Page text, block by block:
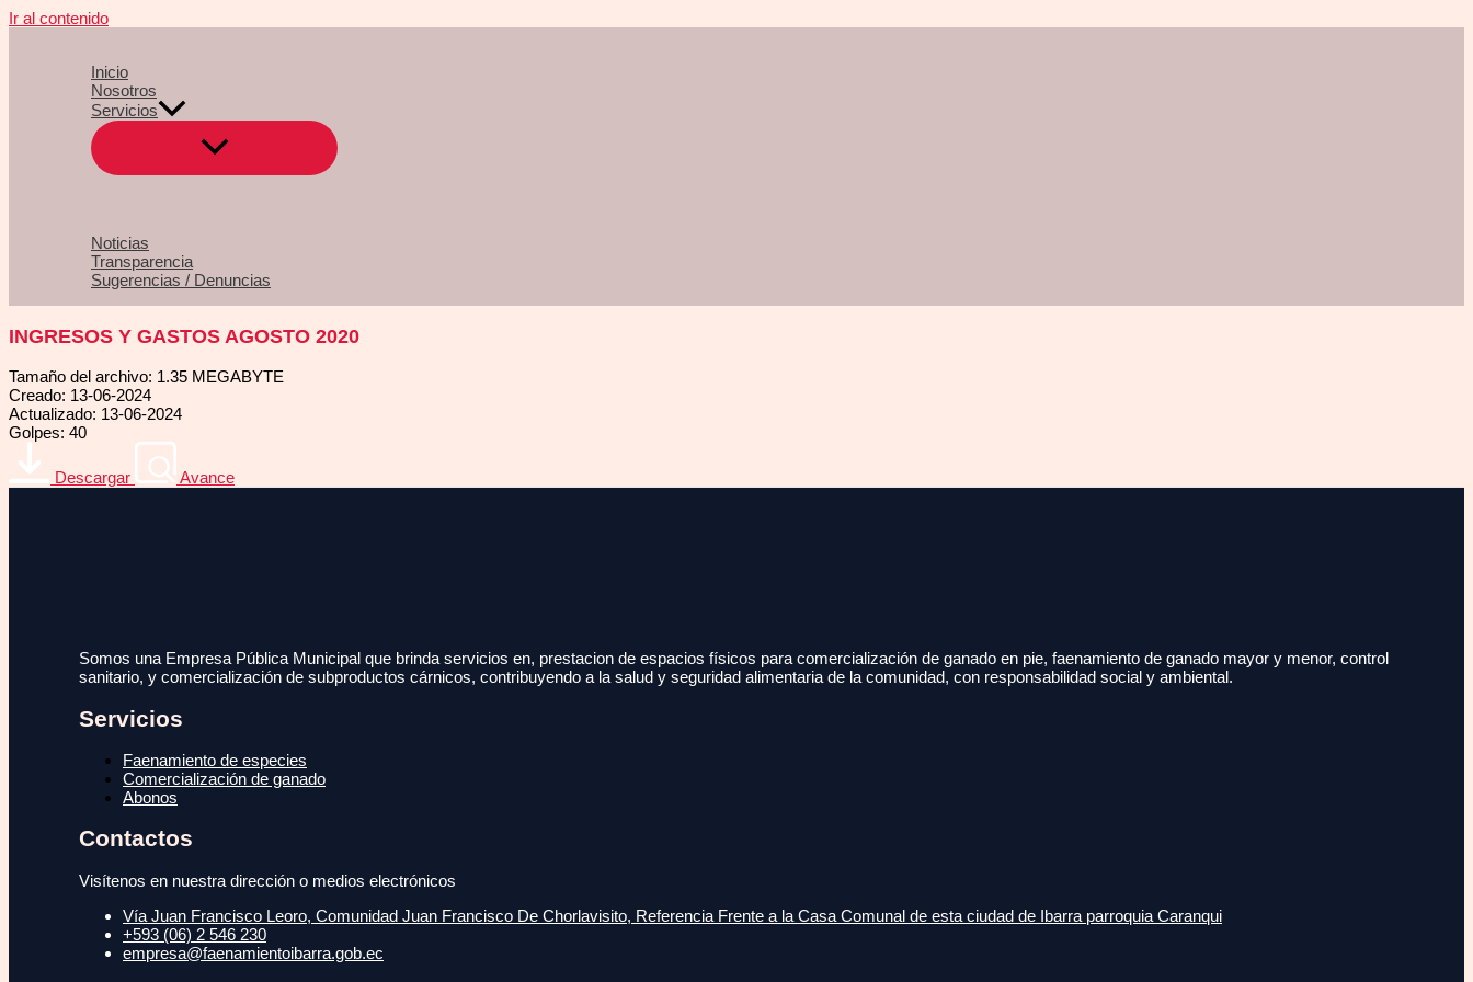
Ir al contenido
Inicio
Nosotros
Servicios
Noticias
Transparencia
Sugerencias / Denuncias
INGRESOS Y GASTOS AGOSTO 2020
Tamaño del archivo: 1.35 MEGABYTE
Creado: 13-06-2024
Actualizado: 13-06-2024
Golpes: 40
Descargar Avance
Somos una Empresa Pública Municipal que brinda servicios en, prestacion de espacios físicos para comercialización de ganado en pie, faenamiento de ganado mayor y menor, control
sanitario, y comercialización de subproductos cárnicos, contribuyendo a la salud y seguridad alimentaria de la comunidad, con responsabilidad social y ambiental.
Servicios
Faenamiento de especies
Comercialización de ganado
Abonos
Contactos
Visítenos en nuestra dirección o medios electrónicos
Vía Juan Francisco Leoro, Comunidad Juan Francisco De Chorlavisito, Referencia Frente a la Casa Comunal de esta ciudad de Ibarra parroquia Caranqui
+593 (06) 2 546 230
empresa@faenamientoibarra.gob.ec